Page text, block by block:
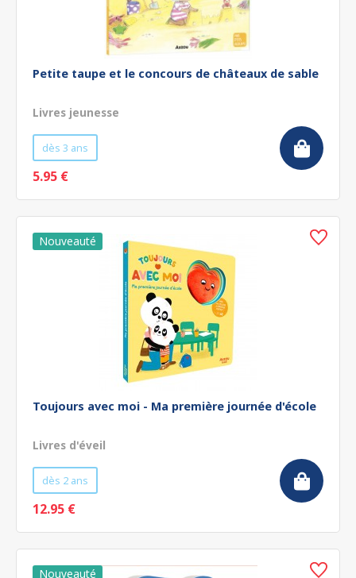
Petite taupe et le concours de châteaux de sable
Livres jeunesse
dès 3 ans
5.95 €
Toujours avec moi - Ma première journée d'école
Livres d'éveil
dès 2 ans
12.95 €